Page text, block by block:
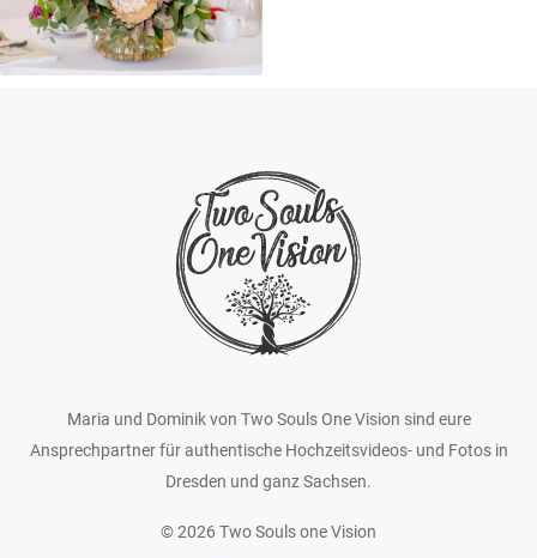
Maria und Dominik von Two Souls One Vision sind eure
Ansprechpartner für authentische Hochzeitsvideos- und Fotos in
Dresden und ganz Sachsen.
© 2026 Two Souls one Vision